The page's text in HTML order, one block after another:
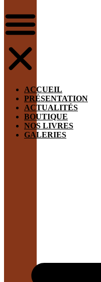
ACCUEIL
PRÉSENTATION
ACTUALITÉS
BOUTIQUE
NOS LIVRES
GALERIES